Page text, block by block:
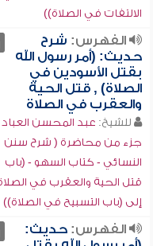
الالتفات في الصلاة))
الفهرس: شرح
حديث: (أمر رسول الله
بقتل الأسودين في
الصلاة) , قتل الحية
والعقرب في الصلاة
للشيخ: عبد المحسن العباد
جزء من محاضرة ( شرح سنن
النسائي - كتاب السهو - (باب
قتل الحية والعقرب في
إلى (باب التسبيح في الصلاة))
الفهرس:حديث: